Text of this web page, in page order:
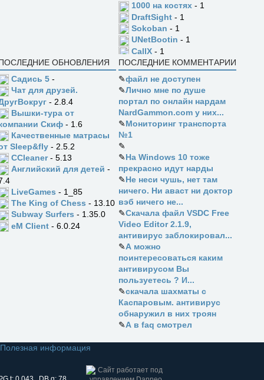
1000 на костях - 1
DraftSight - 1
Sokoban - 1
UNetBootin - 1
CallX - 1
ОБНОВЛЕНИЯ
Садись 5 -
Чат для друзей.
- 2.8.4
Вышки-тура от
Скиф - 1.6
Качественные матрасы
Sleep&fly - 2.5.2
CCleaner- 5.13
Английский для детей -
LiveGames - 1_85
The King of Chess - 13.10
Subway Surfers - 1.35.0
eM Client - 6.0.24
ПОСЛЕДНИЕ КОММЕНТАРИИ
✎файл не доступен
✎Лично мне по душе
портал по онлайн нардам
NardGammon.com у них...
✎Мониторинг транспорта
№1
✎
✎На Windows 10 тоже
прекрасно идут нарды
✎Не неси чушь, нет там
ничего. Ни аваст ни доктор
вэб ничего не...
✎Скачала файл VSDC Free
Video Editor 2.1.9,
антивирус заблокировал...
✎А можно
поинтересоваться каким
антивирусом Вы
пользуетесь ? И...
✎скачала шахматы с
Каспаровым. антивирус
обнаружил в них троян
✎А в faq смотрел
Полезная информация